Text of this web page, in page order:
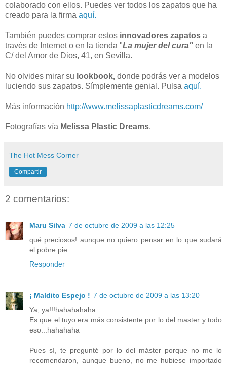
colaborado con ellos. Puedes ver todos los zapatos que ha
creado para la firma aquí.
También puedes comprar estos innovadores zapatos a
través de Internet o en la tienda "La mujer del cura" en la
C/ del Amor de Dios, 41, en Sevilla.
No olvides mirar su lookbook, donde podrás ver a modelos
luciendo sus zapatos. Símplemente genial. Pulsa aquí.
Más información http://www.melissaplasticdreams.com/
Fotografías vía Melissa Plastic Dreams.
The Hot Mess Corner
Compartir
2 comentarios:
Maru Silva 7 de octubre de 2009 a las 12:25
qué preciosos! aunque no quiero pensar en lo que sudará
el pobre pie.
Responder
¡ Maldito Espejo ! 7 de octubre de 2009 a las 13:20
Ya, ya!!!hahahahaha
Es que el tuyo era más consistente por lo del master y todo
eso...hahahaha
Pues sí, te pregunté por lo del máster porque no me lo
recomendaron, aunque bueno, no me hubiese importado